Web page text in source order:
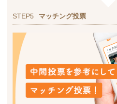
STEP5 マッチング投票